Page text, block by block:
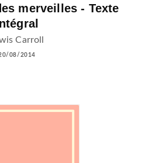
merveilles - Texte
Carroll
08/2014